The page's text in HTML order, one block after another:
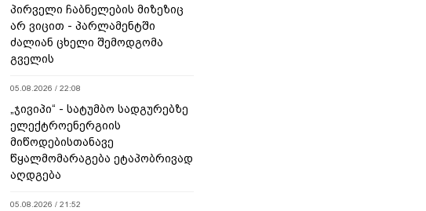
პირველი ჩაბნელების მიზეზიც
არ ვიცით - პარლამენტში
ძალიან ცხელი შემოდგომა
გველის
05.08.2026 / 22:08
„ჯივიპი“ - სატუმბო სადგურებზე
ელექტროენერგიის
მიწოდებისთანავე
წყალმომარაგება ეტაპობრივად
აღდგება
05.08.2026 / 21:52